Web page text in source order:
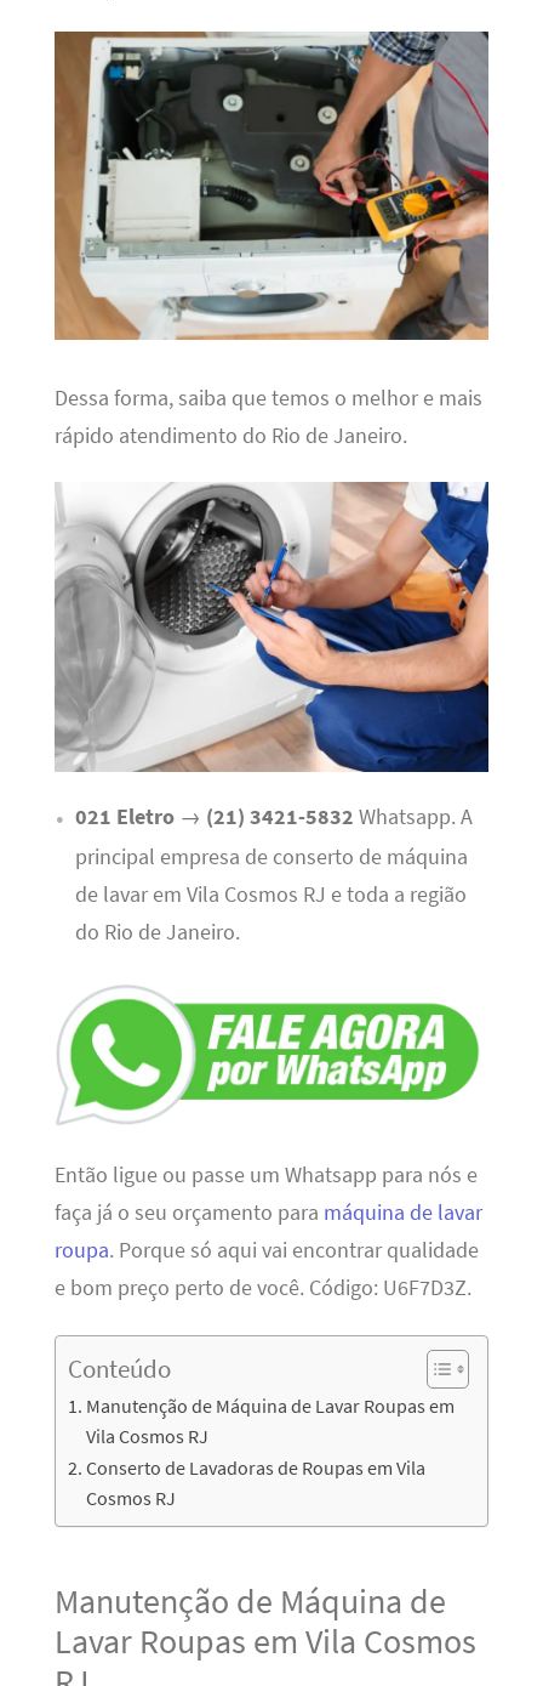
Dessa forma, saiba que temos o melhor e mais
rápido atendimento do Rio de Janeiro.
021 Eletro→ (21) 3421-5832 Whatsapp. A
principal empresa de conserto de máquina
de lavar em Vila Cosmos RJ e toda a região
do Rio de Janeiro.
Então ligue ou passe um Whatsapp para nós e
faça já o seu orçamento para máquina de lavar
roupa. Porque só aqui vai encontrar qualidade
e bom preço perto de você. Código: U6F7D3Z.
Conteúdo
Manutenção de Máquina de Lavar Roupas em
Vila Cosmos RJ
Conserto de Lavadoras de Roupas em Vila
Cosmos RJ
Manutenção de Máquina de
Lavar Roupas em Vila Cosmos